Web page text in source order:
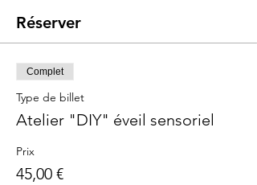
Réserver
Complet
Type de billet
Atelier "DIY" éveil sensoriel
Prix
45,00 €